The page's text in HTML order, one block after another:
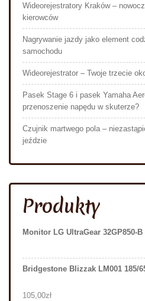
Wideorejestratory Kraków –
kierowców
Nagrywanie jazdy jako element
samochodu
Wideorejestrator – Twoje trzecie
Pasek Stage 6 i pasek Yamaha
przenoszenie napędu w skuterze?
Czujnik martwego pola –
jeździe
Produkty
Monitor LG UltraGear 32GP850-B
Bridgestone Blizzak LM001 185/
105,00zł